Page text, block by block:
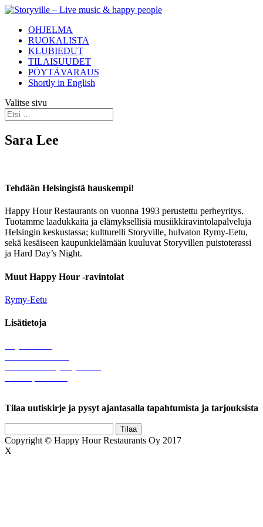
OHJELMA
RUOKALISTA
KLUBIEDUT
TILAISUUDET
PÖYTÄVARAUS
Shortly in English
Valitse sivu
Sara Lee
Tehdään Helsingistä hauskempi!
Happy Hour Restaurants on vuonna 1993 perustettu perheyritys.
Tuotamme laadukkaita ja elämyksellisiä musiikkiravintolapalveluja
Helsingin keskustassa; kultturelli Storyville, hulvaton Rymy-Eetu,
sekä kesäiseen kaupunkielämään kuuluvat Storyvillen puistoterassi
ja Hard Day’s Night.
Muut Happy Hour -ravintolat
Rymy-Eetu
Lisätietoja
Tilaa uutiskirje ja pysyt ajantasalla tapahtumista ja tarjouksista
Copyright © Happy Hour Restaurants Oy 2017
X